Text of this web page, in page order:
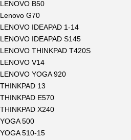
LENOVO B50
Lenovo G70
LENOVO IDEAPAD 1-14
LENOVO IDEAPAD S145
LENOVO THINKPAD T420S
LENOVO V14
LENOVO YOGA 920
THINKPAD 13
THINKPAD E570
THINKPAD X240
YOGA 500
YOGA 510-15